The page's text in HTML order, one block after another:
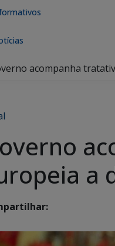
acompanha
a